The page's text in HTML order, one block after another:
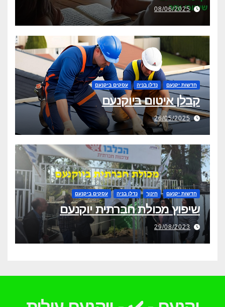
08/06/2025
חדשות יקנעם נדלן בניה עסקים ביקנעם
קבלן איטום ביוקנעם
26/05/2025
חדשות יקנעם חינוך נדלן בניה עסקים ביקנעם
שיפוץ מכולת חברתית יוקנעם
29/08/2023